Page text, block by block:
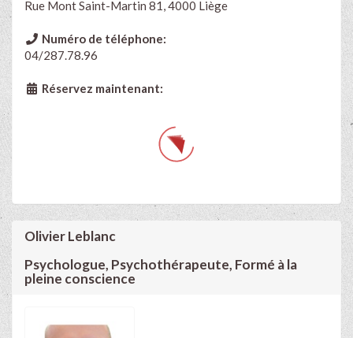
Rue Mont Saint-Martin 81, 4000 Liège
Numéro de téléphone:
04/287.78.96
Réservez maintenant:
Olivier Leblanc
Psychologue, Psychothérapeute, Formé à la
pleine conscience